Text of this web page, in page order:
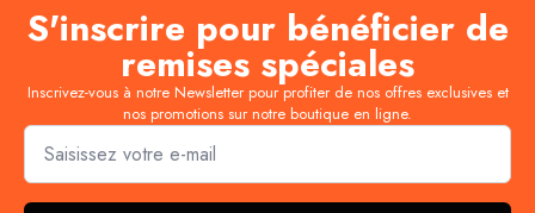
S'inscrire pour bénéficier de
remises spéciales
Inscrivez-vous à notre Newsletter pour profiter de nos offres exclusives et
nos promotions sur notre boutique en ligne.
Email